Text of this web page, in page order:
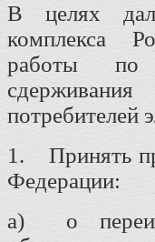
В целях
комплекса
работы по
потребителей
1. Принять
Федерации:
а) о